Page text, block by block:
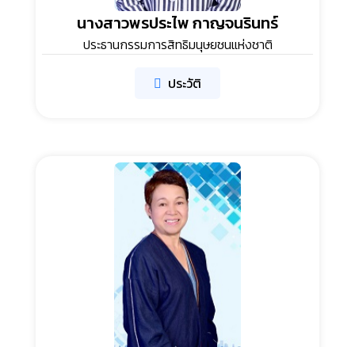
นางสาวพรประไพ กาญจนรินทร์
ประธานกรรมการสิทธิมนุษยชนแห่งชาติ
ประวัติ